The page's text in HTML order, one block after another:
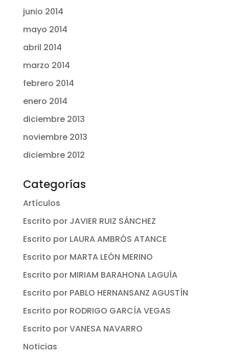
junio 2014
mayo 2014
abril 2014
marzo 2014
febrero 2014
enero 2014
diciembre 2013
noviembre 2013
diciembre 2012
Categorías
Artículos
Escrito por JAVIER RUIZ SÁNCHEZ
Escrito por LAURA AMBRÓS ATANCE
Escrito por MARTA LEÓN MERINO
Escrito por MIRIAM BARAHONA LAGUÍA
Escrito por PABLO HERNANSANZ AGUSTÍN
Escrito por RODRIGO GARCÍA VEGAS
Escrito por VANESA NAVARRO
Noticias